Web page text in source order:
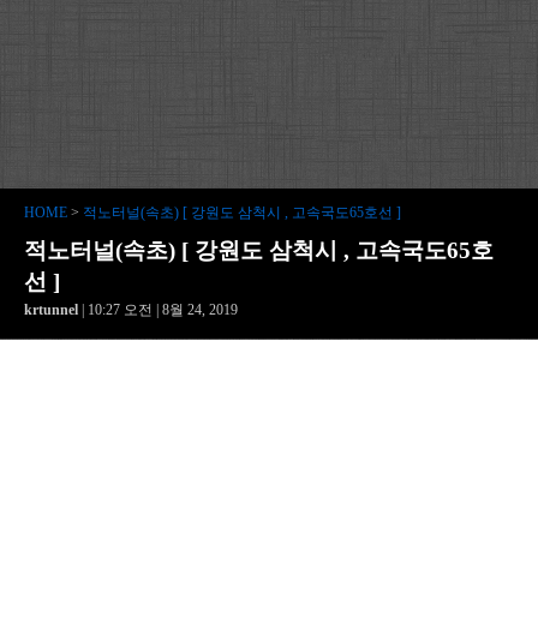
HOME > 적노터널(속초) [ 강원도 삼척시 , 고속국도65호선 ]
적노터널(속초) [ 강원도 삼척시 , 고속국도65호
선 ]
krtunnel | 10:27 오전 | 8월 24, 2019